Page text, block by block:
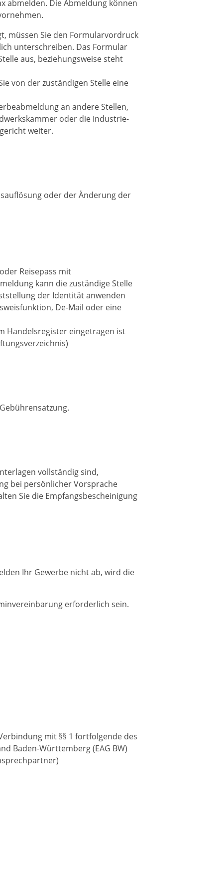
abmelden. Die Abmeldung können
müssen Sie den Formularvordruck
unterschreiben. Das Formular
aus, beziehungsweise steht
von der zuständigen Stelle eine
an andere Stellen,
oder die Industrie-
weiter.
oder der Änderung der
Reisepass mit
kann die zuständige Stelle
der Identität anwenden
De-Mail oder eine
Handelsregister eingetragen ist
vollständig sind,
bei persönlicher Vorsprache
Sie die Empfangsbescheinigung
Ihr Gewerbe nicht ab, wird die
erforderlich sein.
mit §§ 1 fortfolgende des
Baden-Württemberg(EAG BW)